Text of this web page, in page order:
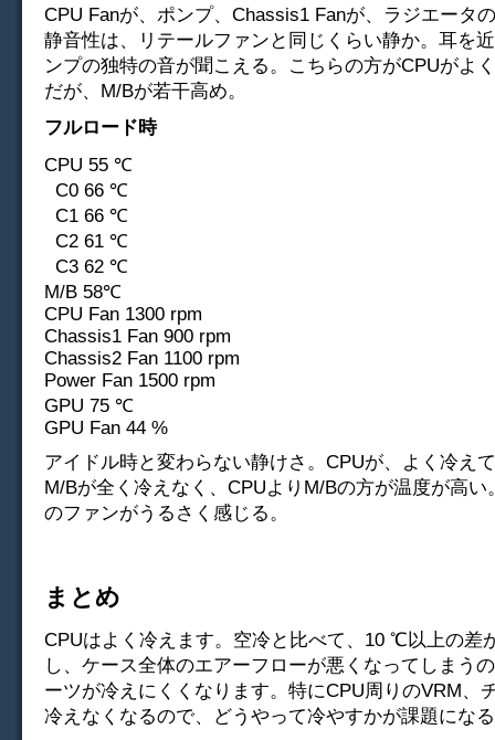
CPU Fanが、ポンプ、Chassis1 Fanが、ラジエータ
静音性は、リテールファンと同じくらい静か。耳を
ンプの独特の音が聞こえる。こちらの方がCPUがよ
だが、M/Bが若干高め。
フルロード時
CPU 55 ℃
C0 66 ℃
C1 66 ℃
C2 61 ℃
C3 62 ℃
M/B 58℃
CPU Fan 1300 rpm
Chassis1 Fan 900 rpm
Chassis2 Fan 1100 rpm
Power Fan 1500 rpm
GPU 75 ℃
GPU Fan 44 %
アイドル時と変わらない静けさ。CPUが、よく冷え
M/Bが全く冷えなく、CPUよりM/Bの方が温度が高い
のファンがうるさく感じる。
まとめ
CPUはよく冷えます。空冷と比べて、10 ℃以上の差
し、ケース全体のエアーフローが悪くなってしまう
ーツが冷えにくくなります。特にCPU周りのVRM、
冷えなくなるので、どうやって冷やすかが課題にな